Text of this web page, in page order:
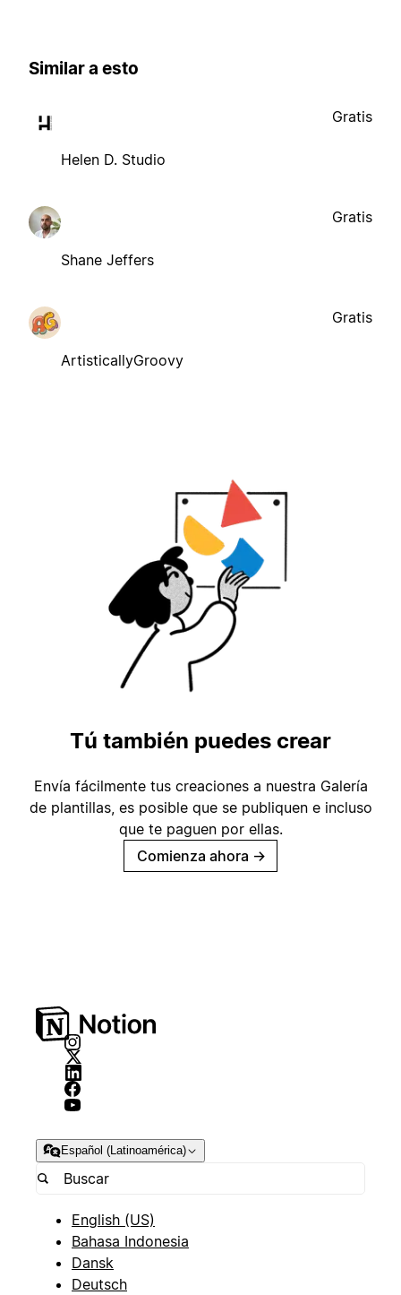
Similar a esto
Helen D. Studio
Gratis
Shane Jeffers
Gratis
ArtisticallyGroovy
Gratis
Tú también puedes crear
Envía fácilmente tus creaciones a nuestra Galería
de plantillas, es posible que se publiquen e incluso
que te paguen por ellas.
Comienza ahora →
Español (Latinoamérica)
English (US)
Bahasa Indonesia
Dansk
Deutsch